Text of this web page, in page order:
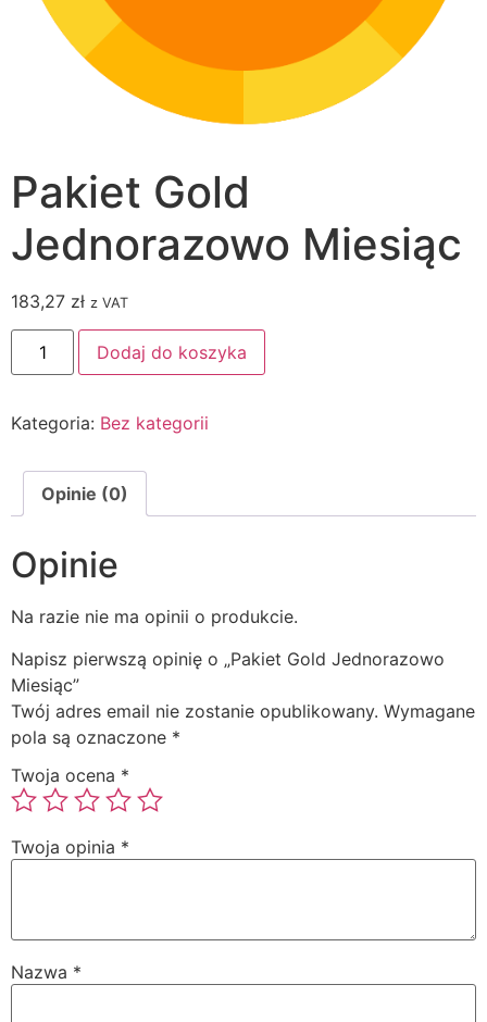
Pakiet Gold
Jednorazowo Miesiąc
183,27 zł z VAT
Dodaj do koszyka
Kategoria: Bez kategorii
Opinie (0)
Opinie
Na razie nie ma opinii o produkcie.
Napisz pierwszą opinię o „Pakiet Gold Jednorazowo
Miesiąc”
Twój adres email nie zostanie opublikowany. Wymagane
pola są oznaczone *
Twoja ocena *
Twoja opinia *
Nazwa *